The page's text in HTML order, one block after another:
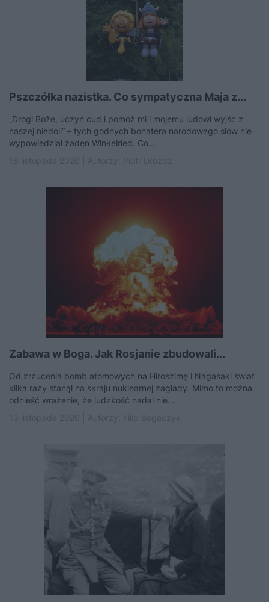
Pszczółka nazistka. Co sympatyczna Maja z...
„Drogi Boże, uczyń cud i pomóż mi i mojemu ludowi wyjść z
naszej niedoli” – tych godnych bohatera narodowego słów nie
wypowiedział żaden Winkelried. Co...
Zabawa w Boga. Jak Rosjanie zbudowali...
Od zrzucenia bomb atomowych na Hiroszimę i Nagasaki świat
kilka razy stanął na skraju nuklearnej zagłady. Mimo to można
odnieść wrażenie, że ludzkość nadal nie...